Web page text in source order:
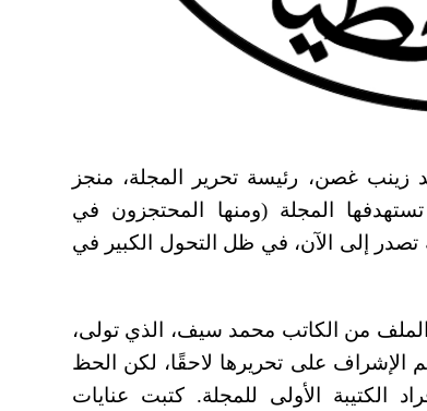
زينب غصن، رئيسة تحرير المجلة، منجز
المجلة (ومنها المحتجزون في
إلى الآن، في ظل التحول الكبير في
من الكاتب محمد سيف، الذي تولى،
الإشراف على تحريرها لاحقًا، لكن الحظ
الكتيبة الأولى للمجلة. كتبت عنايات